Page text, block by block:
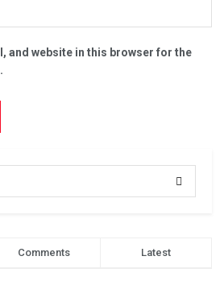
and website in this browser for the
Comments Latest